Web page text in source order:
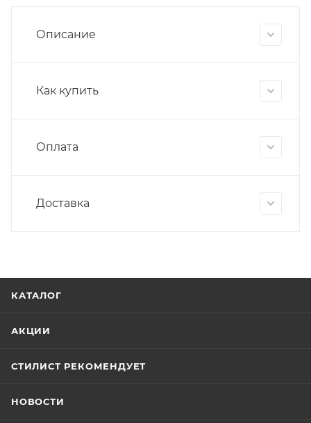
Описание
Как купить
Оплата
Доставка
КАТАЛОГ
АКЦИИ
СТИЛИСТ РЕКОМЕНДУЕТ
НОВОСТИ